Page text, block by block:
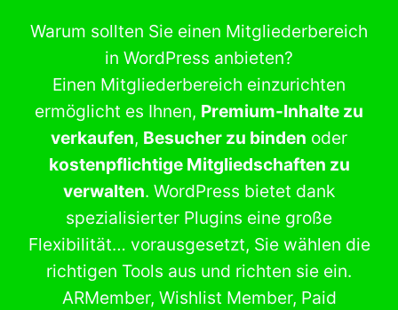
Warum sollten Sie einen Mitgliederbereich
in WordPress anbieten?
Einen Mitgliederbereich einzurichten
ermöglicht es Ihnen, Premium-Inhalte zu
verkaufen, Besucher zu binden oder
kostenpflichtige Mitgliedschaften zu
verwalten. WordPress bietet dank
spezialisierter Plugins eine große
Flexibilität… vorausgesetzt, Sie wählen die
richtigen Tools aus und richten sie ein.
ARMember, Wishlist Member, Paid